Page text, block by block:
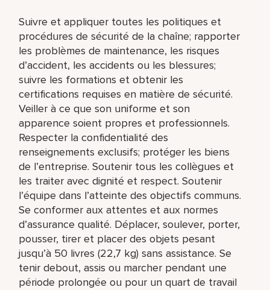
Suivre et appliquer toutes les politiques et
procédures de sécurité de la chaîne; rapporter
les problèmes de maintenance, les risques
d’accident, les accidents ou les blessures;
suivre les formations et obtenir les
certifications requises en matière de sécurité.
Veiller à ce que son uniforme et son
apparence soient propres et professionnels.
Respecter la confidentialité des
renseignements exclusifs; protéger les biens
de l’entreprise. Soutenir tous les collègues et
les traiter avec dignité et respect. Soutenir
l’équipe dans l’atteinte des objectifs communs.
Se conformer aux attentes et aux normes
d’assurance qualité. Déplacer, soulever, porter,
pousser, tirer et placer des objets pesant
jusqu’à 50 livres (22,7 kg) sans assistance. Se
tenir debout, assis ou marcher pendant une
période prolongée ou pour un quart de travail